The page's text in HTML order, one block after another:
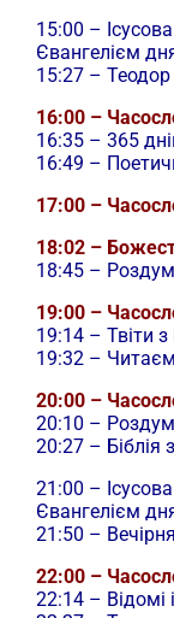
15:00 –
Євангелієм
15:27 –
16:00 –
16:35 – 365
16:49 –
17:00 –
18:02 –
18:45 –
19:00 –
19:14 – Твіти
19:32 –
20:00 –
20:10 –
20:27 – Біблія
21:00 –
Євангелієм
21:50 –
22:00 –
22:14 – Відомі